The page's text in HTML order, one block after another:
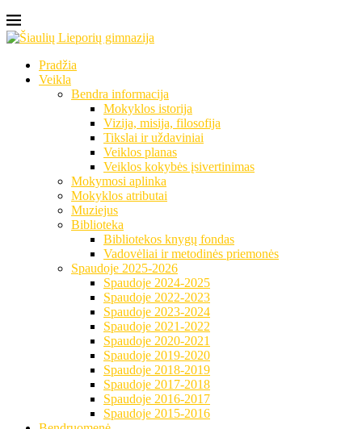
Pradžia
Veikla
Bendra informacija
Mokyklos istorija
Vizija, misija, filosofija
Tikslai ir uždaviniai
Veiklos planas
Veiklos kokybės įsivertinimas
Mokymosi aplinka
Mokyklos atributai
Muziejus
Biblioteka
Bibliotekos knygų fondas
Vadovėliai ir metodinės priemonės
Spaudoje 2025-2026
Spaudoje 2024-2025
Spaudoje 2022-2023
Spaudoje 2023-2024
Spaudoje 2021-2022
Spaudoje 2020-2021
Spaudoje 2019-2020
Spaudoje 2018-2019
Spaudoje 2017-2018
Spaudoje 2016-2017
Spaudoje 2015-2016